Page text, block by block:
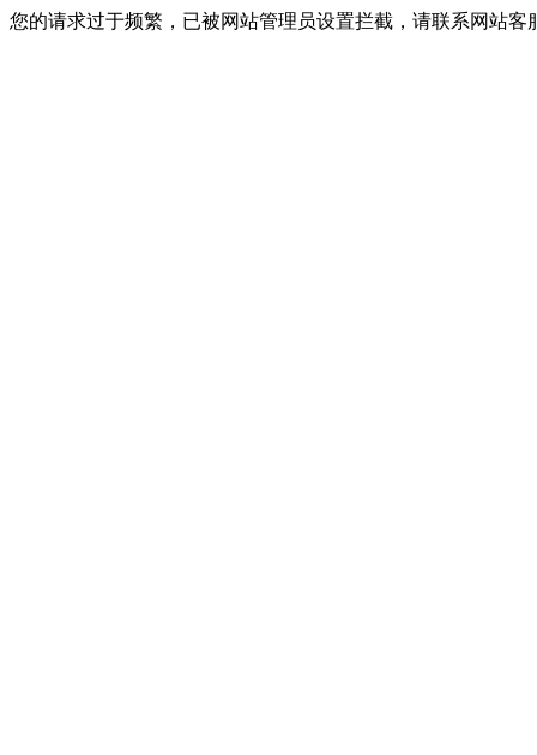
您的请求过于频繁，已被网站管理员设置拦截，请联系网站客